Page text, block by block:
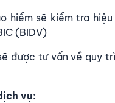
hiểm sẽ kiểm tra
(BIDV)
được tư vấn về quy
vụ: